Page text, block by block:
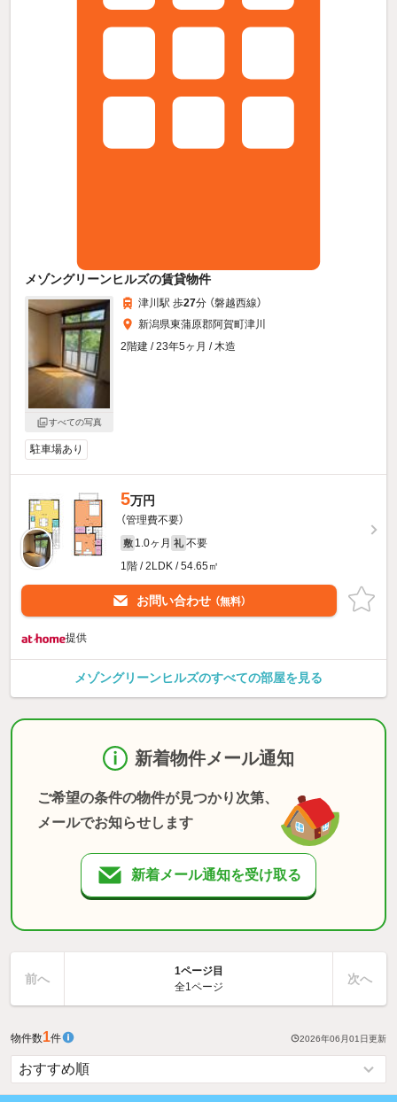
メゾングリーンヒルズの賃貸物件
すべての写真
津川駅 歩27分 （磐越西線）
新潟県東蒲原郡阿賀町津川
2階建 / 23年5ヶ月 / 木造
駐車場あり
5万円
（管理費不要）
敷 1.0ヶ月 礼 不要
1階 / 2LDK / 54.65㎡
お問い合わせ （無料）
提供
メゾングリーンヒルズのすべての部屋を見る
新着物件メール通知
ご希望の条件の物件が見つかり次第、
メールでお知らせします
新着メール通知を受け取る
前へ
1ページ目
全1ページ
次へ
物件数1件 2026年06月01日更新